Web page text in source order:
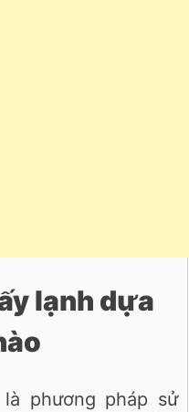
lạnh dựa
phương pháp sử